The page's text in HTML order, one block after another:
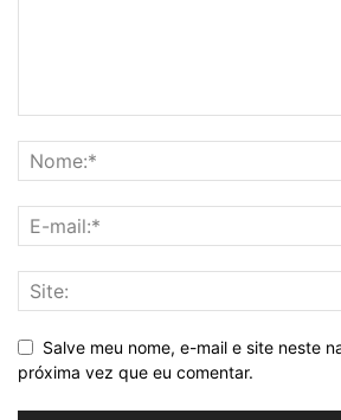
Salve meu nome, e-mail e site neste
próxima vez que eu comentar.